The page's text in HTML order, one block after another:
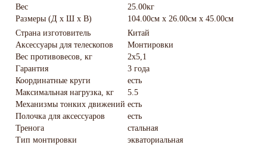
Вес
25.00кг
Размеры (Д х Ш х В)
104.00см x 26.00см x 45.00см
Страна изготовитель
Китай
Аксессуары для телескопов
Монтировки
Вес противовесов, кг
2x5,1
Гарантия
3 года
Координатные круги
есть
Максимальная нагрузка, кг
5.5
Механизмы тонких движений есть
Полочка для аксессуаров
есть
Тренога
стальная
Тип монтировки
экваториальная